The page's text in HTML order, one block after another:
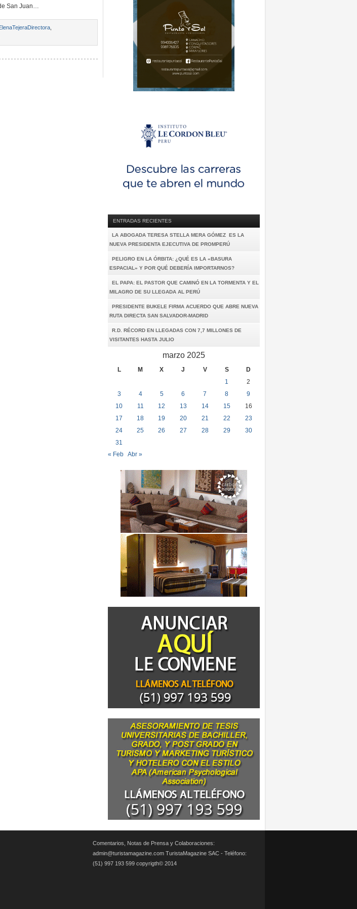
San Juan…
ENTRADAS RECIENTES
LA ABOGADA TERESA STELLA MERA GÓMEZ ES LA
NUEVA PRESIDENTA EJECUTIVA DE PROMPERÚ
PELIGRO EN LA ÓRBITA: ¿QUÉ ES LA «BASURA
ESPACIAL» Y POR QUÉ DEBERÍA IMPORTARNOS?
EL PAPA: EL PASTOR QUE CAMINÓ EN LA TORMENTA Y EL
MILAGRO DE SU LLEGADA AL PERÚ
PRESIDENTE BUKELE FIRMA ACUERDO QUE ABRE NUEVA
RUTA DIRECTA SAN SALVADOR-MADRID
R.D. RÉCORD EN LLEGADAS CON 7,7 MILLONES DE
VISITANTES HASTA JULIO
marzo 2025
L M X J V S
D
1
2
3
4 5 6 7 8
9
10
11 12 13 14 15
16
17
18 19 20 21 22
23
24
25 26 27 28 29
30
31
« Feb Abr »
Comentarios, Notas de Prensa y Colaboraciones:
admin@turistamagazine.com TuristaMagazine SAC - Teléfono:
(51) 997 193 599 copyrigth© 2014